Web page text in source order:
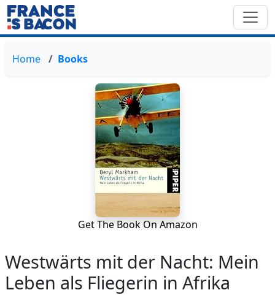
Home Books
Get The Book On Amazon
Westwärts mit der Nacht: Mein
Leben als Fliegerin in Afrika